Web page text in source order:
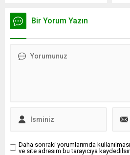
tutuklandıktan sonra tahliye
edilen Sapan, yaşadığı
bırakıldığını ileri sürdü.
Bir Yorum Yazın
Daha sonraki yorumlarımda
ve site adresim bu tarayıcıya